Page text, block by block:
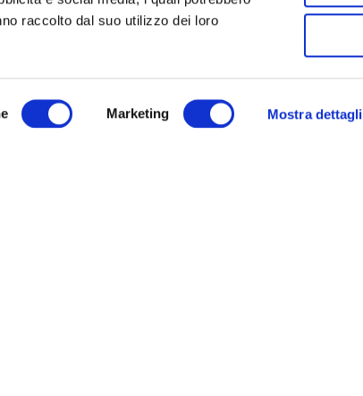
raccolto dal suo utilizzo dei loro
Marketing Mostra dettagli
IRISACQUA
Modulistica
URP
Link utili